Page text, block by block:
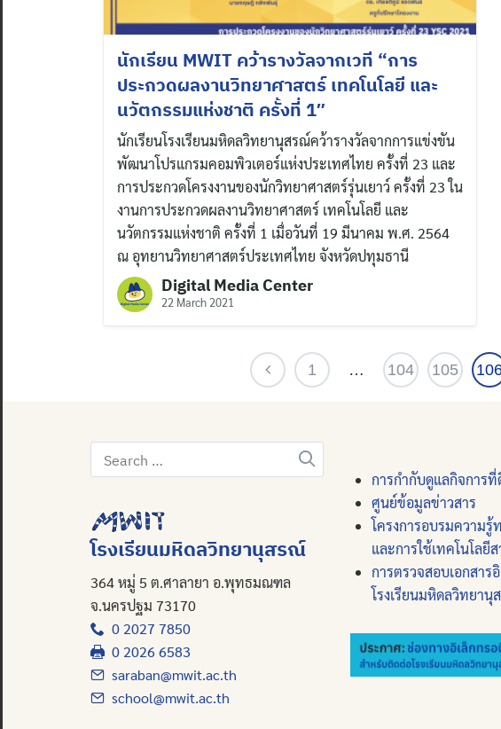
นักเรียน MWIT คว้ารางวัลจากเวที “การ
ประกวดผลงานวิทยาศาสตร์ เทคโนโลยี และ
นวัตกรรมแห่งชาติ ครั้งที่ 1″
นักเรียนโรงเรียนมหิดลวิทยานุสรณ์คว้ารางวัลจากการแข่งขัน
พัฒนาโปรแกรมคอมพิวเตอร์แห่งประเทศไทย ครั้งที่ 23 และ
การประกวดโครงงานของนักวิทยาศาสตร์รุ่นเยาว์ ครั้งที่ 23 ใน
งานการประกวดผลงานวิทยาศาสตร์ เทคโนโลยี และ
นวัตกรรมแห่งชาติ ครั้งที่ 1 เมื่อวันที่ 19 มีนาคม พ.ศ. 2564
ณ อุทยานวิทยาศาสตร์ประเทศไทย จังหวัดปทุมธานี
Digital Media Center
22 March 2021
1 … 104 105
Search
for:
โรงเรียนมหิดลวิทยานุสรณ์
364 หมู่ 5 ต.ศาลายา อ.พุทธมณฑล
จ.นครปฐม 73170
0 2027 7850
0 2026 6583
saraban@mwit.ac.th
school@mwit.ac.th
การกำกับดูแลกิจการที่
ศูนย์ข้อมูลข่าวสาร
โครงการอบรมความรู้
และการใช้เทคโนโลยี
การตรวจสอบเอกสาร
โรงเรียนมหิดลวิทยานุ